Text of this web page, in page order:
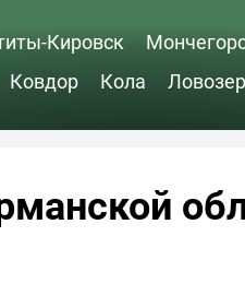
Кировск
Ковдор Кола